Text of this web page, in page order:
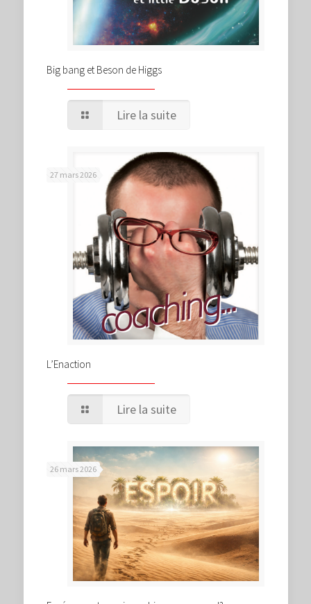
Big bang et Beson de Higgs
Lire la suite
27 mars 2026
L’Enaction
Lire la suite
26 mars 2026